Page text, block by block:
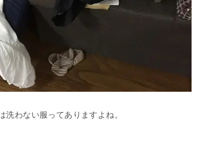
洗わない服ってありますよね。